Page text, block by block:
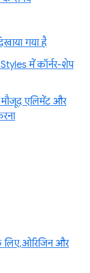
गया है
में कॉर्नर-शेप
मौजूद एलिमेंट और
ओरिजिन और